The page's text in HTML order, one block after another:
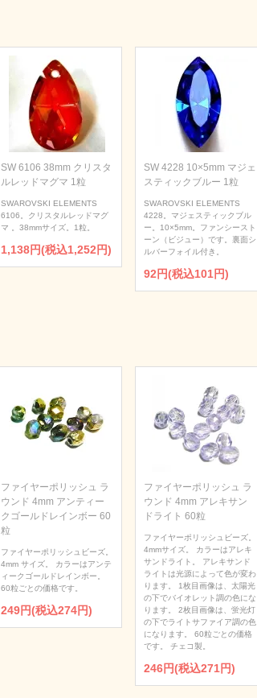
SW 6106 38mm クリスタ
ルレッドマグマ 1粒
SWAROVSKI ELEMENTS
6106。クリスタルレッドマグ
マ 。38mmサイズ。1粒。
1,138円(税込1,252円)
SW 4228 10×5mm マジェ
スティックブルー 1粒
SWAROVSKI ELEMENTS
4228。マジェスティックブル
ー。10×5mm。ファンシースト
ーン（ビジュー）です。裏面シ
ルバーフォイル付き。
92円(税込101円)
ファイヤーポリッシュ ラ
ウンド 4mm アンティー
クゴールドレインボー 60
粒
ファイヤーポリッシュビーズ。
4mm サイズ。 カラーはアンテ
ィークゴールドレインボー。
60粒ごとの価格です。
249円(税込274円)
ファイヤーポリッシュ ラ
ウンド 4mm アレキサン
ドライト 60粒
ファイヤーポリッシュビーズ。
4mmサイズ。 カラーはアレキ
サンドライト。 アレキサンド
ライトは光源によって色が変わ
ります。 1枚目画像は、太陽光
の下でバイオレット調の色にな
ります。 2枚目画像は、蛍光灯
の下でライトサファイア調の色
になります。 60粒ごとの価格
です。 チェコ製。
246円(税込271円)